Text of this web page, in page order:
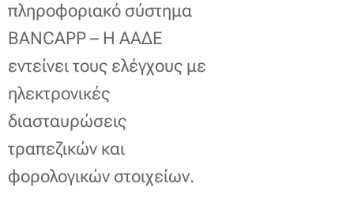
πληροφοριακό σύστημα
BANCAPP – Η ΑΑΔΕ
εντείνει τους ελέγχους με
ηλεκτρονικές
διασταυρώσεις
τραπεζικών και
φορολογικών στοιχείων.